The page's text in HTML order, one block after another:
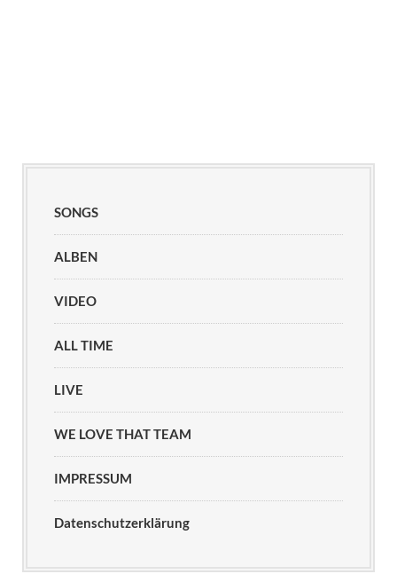
SONGS
ALBEN
VIDEO
ALL TIME
LIVE
WE LOVE THAT TEAM
IMPRESSUM
Datenschutzerklärung